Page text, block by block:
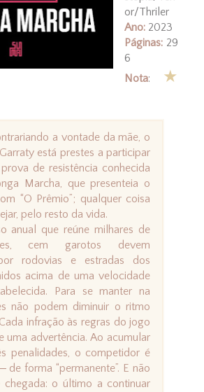
or/Thriler
Ano:2023
Páginas:29
6
Nota:
★
a vontade da mãe, o
está prestes a participar
de resistência conhecida
Marcha, que presenteia o
“O Prêmio”; qualquer coisa
pelo resto da vida.
anual que reúne milhares de
cem garotos devem
rodovias e estradas dos
acima de uma velocidade
Para se manter na
não podem diminuir o ritmo
infração às regras do jogo
uma advertência. Ao acumular
penalidades, o competidor é
de forma “permanente”. E não
chegada: o último a continuar